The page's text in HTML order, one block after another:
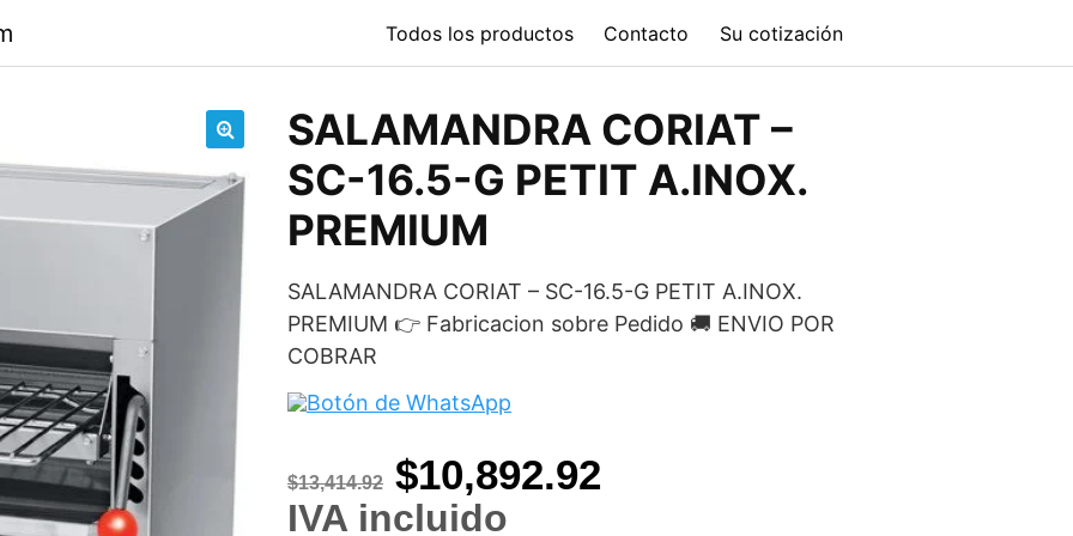
Todos los productos Contacto Su cotización
SALAMANDRA CORIAT –
SC-16.5-G PETIT A.INOX.
PREMIUM
SALAMANDRA CORIAT – SC-16.5-G PETIT A.INOX.
PREMIUM 👉 Fabricacion sobre Pedido 🚚 ENVIO POR
COBRAR
$13,414.92 Original
price
$10,892.92
IVA incluido